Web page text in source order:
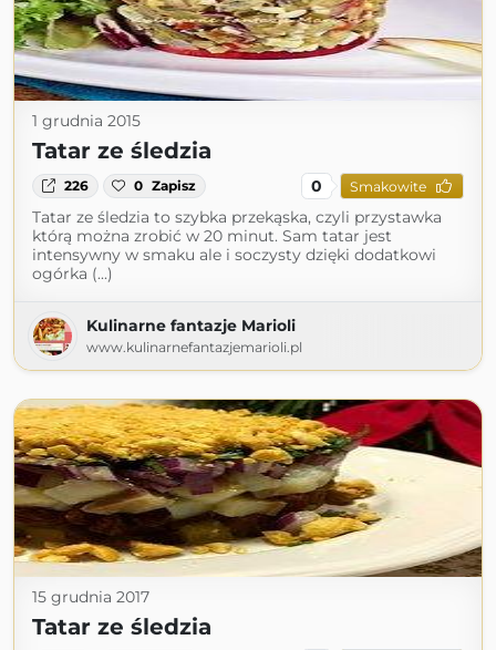
1 grudnia 2015
Tatar ze śledzia
226 0 Zapisz 0 Smakowite
Tatar ze śledzia to szybka przekąska, czyli przystawka
którą można zrobić w 20 minut. Sam tatar jest
intensywny w smaku ale i soczysty dzięki dodatkowi
ogórka (...)
Kulinarne fantazje Marioli
www.kulinarnefantazjemarioli.pl
15 grudnia 2017
Tatar ze śledzia